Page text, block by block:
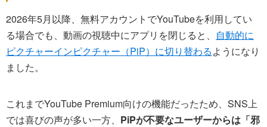
2026年5月以降、無料アカウントでYouTubeを利用してい
る場合でも、動画の視聴中にアプリを閉じると、 自動的に
ピクチャーインピクチャー（PiP）に切り替わるようになり
ました。
これまでYouTube Premium向けの機能だったため、SNS上
では喜びの声が多い一方、 PiPが不要なユーザーからは「邪